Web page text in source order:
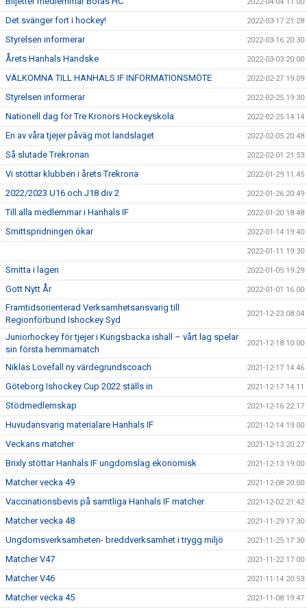
Det svänger fort i hockey! 2022-03-17 21:28
Styrelsen informerar 2022-03-16 20:30
Årets Hanhals Handske 2022-03-03 20:00
VÄLKOMNA TILL HANHALS IF INFORMATIONSMÖTE 2022-02-27 19:09
Styrelsen informerar 2022-02-25 19:30
Nationell dag för Tre Kronors Hockeyskola 2022-02-25 14:14
En av våra tjejer påväg mot landslaget 2022-02-05 20:48
Så slutade Trekronan 2022-02-01 21:53
Vi stöttar klubben i årets Trekrona 2022-01-29 11:45
2022/2023 U16 och J18 div 2 2022-01-26 20:49
Till alla medlemmar i Hanhals IF 2022-01-20 18:48
Smittspridningen ökar 2022-01-14 19:40
2022-01-11 19:30
Smitta i lagen 2022-01-05 19:29
Gott Nytt År 2022-01-01 16:00
Framtidsorienterad Verksamhetsansvarig till
Regionförbund Ishockey Syd
2021-12-23 08:04
Juniorhockey för tjejer i Kungsbacka ishall – vårt lag spelar
sin första hemmamatch
2021-12-18 10:00
Niklas Lovefall ny värdegrundscoach 2021-12-17 14:46
Göteborg Ishockey Cup 2022 ställs in 2021-12-17 14:11
Stödmedlemskap 2021-12-16 22:17
Huvudansvarig materialare Hanhals IF 2021-12-14 19:00
Veckans matcher 2021-12-13 20:27
Brixly stöttar Hanhals IF ungdomslag ekonomisk 2021-12-13 19:00
Matcher vecka 49 2021-12-08 20:00
Vaccinationsbevis på samtliga Hanhals IF matcher 2021-12-02 21:42
Matcher vecka 48 2021-11-29 17:30
Ungdomsverksamheten- breddverksamhet i trygg miljö 2021-11-25 17:30
Matcher V47 2021-11-22 17:00
Matcher V46 2021-11-14 20:53
Matcher vecka 45 2021-11-08 19:47